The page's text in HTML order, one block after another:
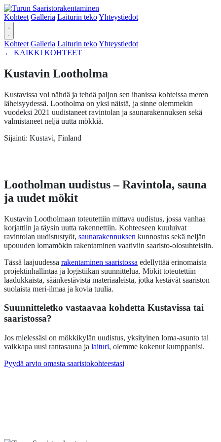
Kohteet Galleria Laiturin tekoYhteystiedot
Kohteet Galleria Laiturin tekoYhteystiedot
← KAIKKI KOHTEET
Kustavin Lootholma
Kustavissa voi nähdä ja tehdä paljon sen ihanissa kohteissa meren
läheisyydessä. Lootholma on yksi näistä, ja sinne olemmekin
vuodeksi 2021 uudistaneet ravintolan ja saunarakennuksen sekä
valmistaneet neljä uutta mökkiä.
Sijainti: Kustavi, Finland
Lootholman uudistus – Ravintola, sauna
ja uudet mökit
Kustavin Lootholmaan toteutettiin mittava uudistus, jossa vanhaa
korjattiin ja täysin uutta rakennettiin. Kohteeseen kuuluivat
ravintolan uudistustyöt, saunarakennuksen kunnostus sekä neljän
upouuden lomamökin rakentaminen vaativiin saaristo-olosuhteisiin.
Tässä laajuudessa rakentaminen saaristossa edellyttää erinomaista
projektinhallintaa ja logistiikan suunnittelua. Mökit toteutettiin
laadukkaista, säänkestävistä materiaaleista, jotka kestävät saariston
suolaista meri-ilmaa ja kovia tuulia.
Suunnitteletko vastaavaa kohdetta Kustavissa tai
saaristossa?
Jos mielessäsi on mökkikylän uudistus, yksityinen loma-asunto tai
vaikkapa uusi rantasauna ja laituri, olemme kokenut kumppanisi.
Pyydä arvio omasta saaristokohteestasi